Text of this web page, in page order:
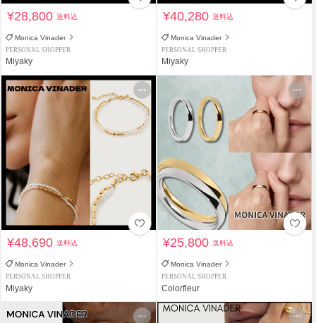
¥28,800送料込
Monica Vinader
PERSONAL SHOPPER
Miyaky
¥40,280送料込
Monica Vinader
PERSONAL SHOPPER
Miyaky
¥48,690送料込
Monica Vinader
PERSONAL SHOPPER
Miyaky
¥25,800送料込
Monica Vinader
PERSONAL SHOPPER
Colorfleur